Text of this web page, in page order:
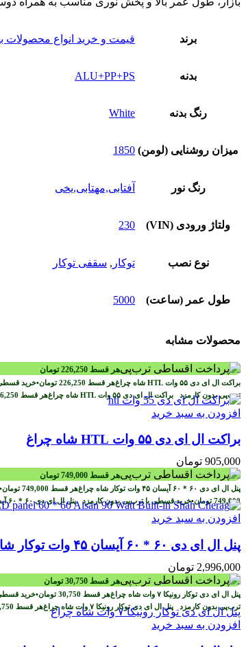
برند قیمت و خرید انواع محصولات
بدنه ALU+PP+PS
رنگ بدنه White
میزان روشنایی (لومن) 1850
رنگ نور آفتابی,مهتابی,یخی
ولتاژ ورودی (VIN) 230
نوع نصب توکار , سقفی توکار
طول عمر (ساعت) 5000
محصولات مشابه
هر قسط 226,250 تومان
هر قسط 226,250 تومان•خرید قسطی
ترب‌پی بدون کارمزد
هر قسط
افزودن به سبد خرید
براکت ال ای دی ۵۵ وات HTL شاه چراغ
905,000 تومان
هر قسط 749,000 تومان
هر قسط 749,000 تومان•
749,000 تومان•خرید قسطی با ترب‌پی بدون کارمزد
افزودن به سبد خرید
پنل ال ای دی ۶۰ * ۶۰ آیسان ۴۵ وات توکار شاه چراغ
2,996,000 تومان
هر قسط 30,750 تومان
هر قسط 30,750 تومان•خرید
ترب‌پی بدون کارمزد
هر قسط
افزودن به سبد خرید